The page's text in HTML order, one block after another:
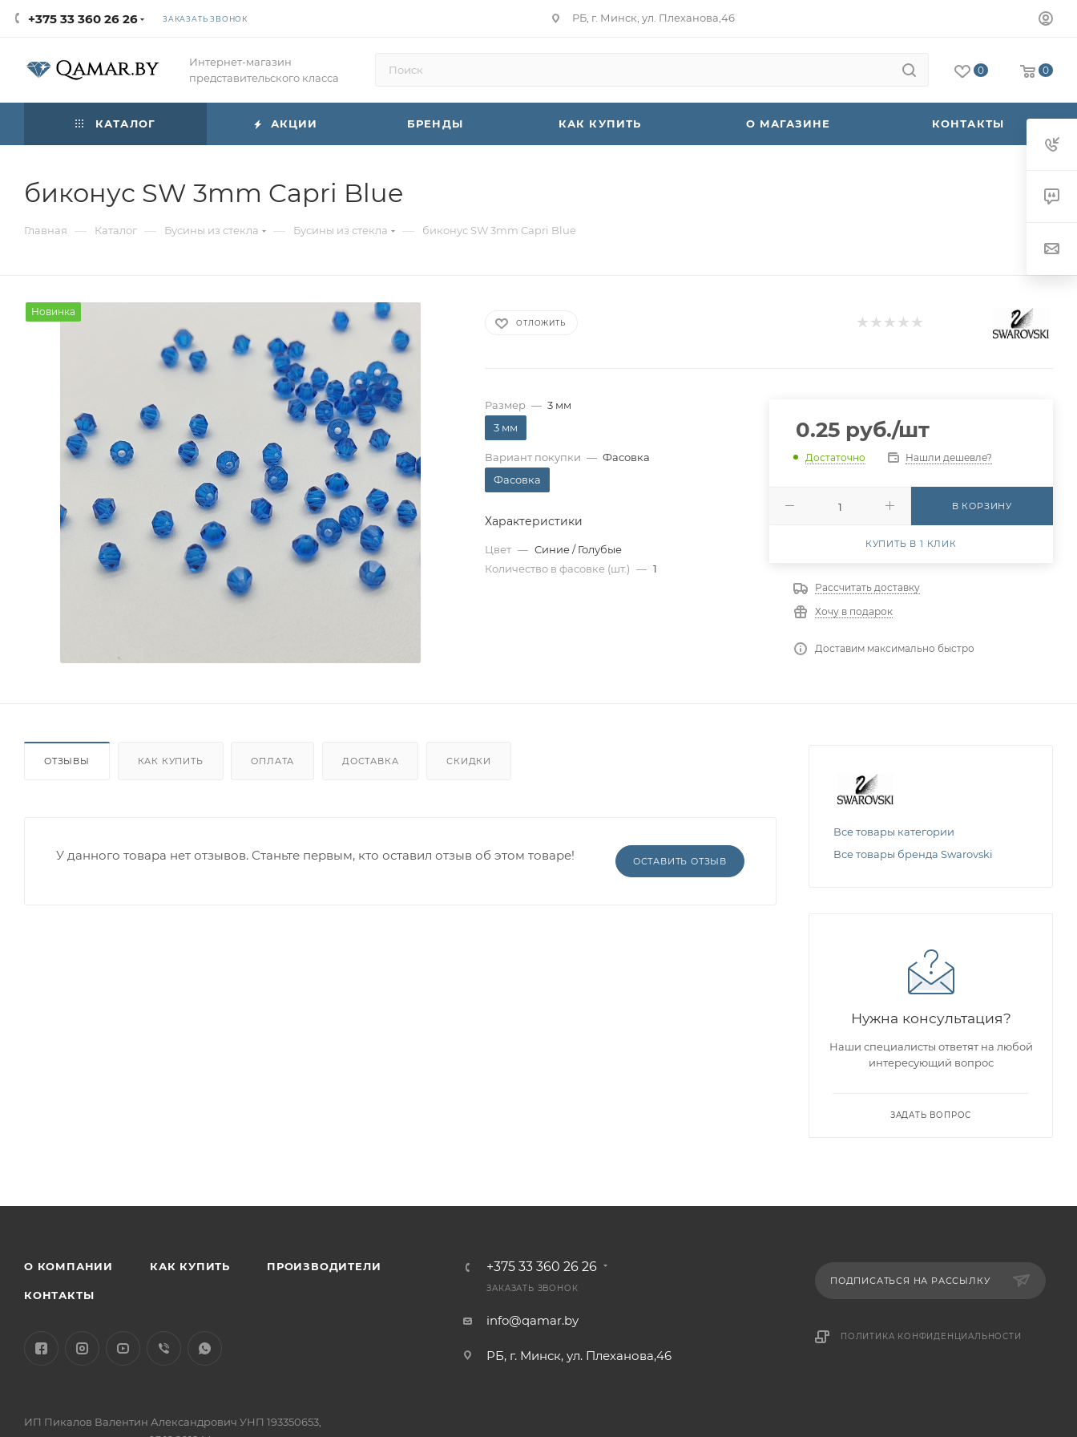
+375 33 360 26 26 ЗАКАЗАТЬ ЗВОНОК РБ, г. Минск, ул. Плеханова,46
Интернет-магазин
представительского класса
0 0
КАТАЛОГ АКЦИИ БРЕНДЫ КАК КУПИТЬ О МАГАЗИНЕ КОНТАКТЫ
биконус SW 3mm Capri Blue
Главная — Каталог — Бусины из стекла — Бусины из стекла — биконус SW 3mm Capri Blue
Новинка
ОТЛОЖИТЬ
Размер — 3 мм
3 мм
Вариант покупки — Фасовка
Фасовка
Характеристики
Цвет — Синие / Голубые
Количество в фасовке (шт.) — 1
0.25руб./шт
Достаточно Нашли дешевле?
В КОРЗИНУ
КУПИТЬ В 1 КЛИК
Рассчитать доставку
Хочу в подарок
Доставим максимально быстро
ОТЗЫВЫ КАК КУПИТЬ ОПЛАТА ДОСТАВКА СКИДКИ
ОСТАВИТЬ ОТЗЫВ
У данного товара нет отзывов. Станьте первым, кто оставил отзыв об этом товаре!
Все товары категории
Все товары бренда Swarovski
Нужна консультация?
Наши специалисты ответят на любой
интересующий вопрос
ЗАДАТЬ ВОПРОС
О КОМПАНИИ КАК КУПИТЬ ПРОИЗВОДИТЕЛИ
КОНТАКТЫ
+375 33 360 26 26
ЗАКАЗАТЬ ЗВОНОК
info@qamar.by
РБ, г. Минск, ул. Плеханова,46
ПОДПИСАТЬСЯ НА РАССЫЛКУ
ПОЛИТИКА КОНФИДЕНЦИАЛЬНОСТИ
ИП Пикалов Валентин Александрович УНП 193350653,